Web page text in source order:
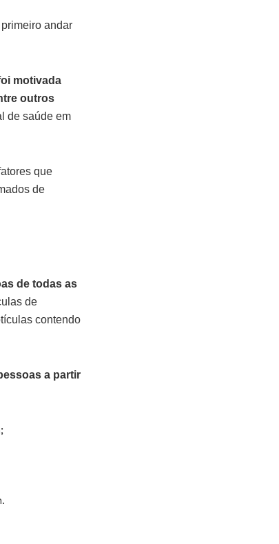
andar
motivada
outros
de saúde em
que
de
de todas as
de
contendo
a partir